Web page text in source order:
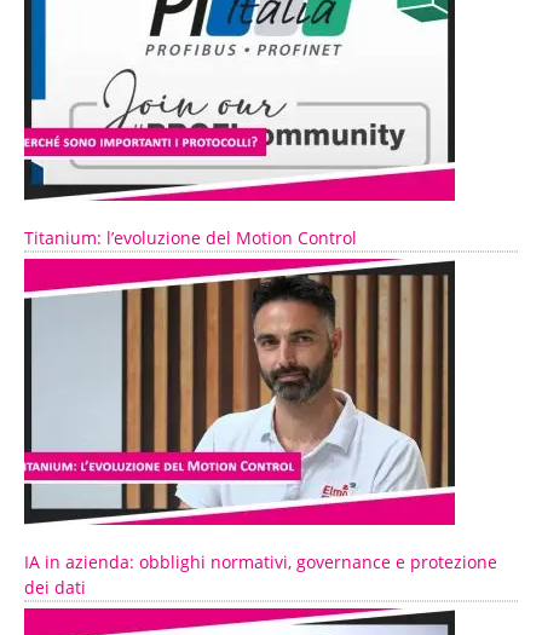
Titanium: l’evoluzione del Motion Control
IA in azienda: obblighi normativi, governance e protezione
dei dati